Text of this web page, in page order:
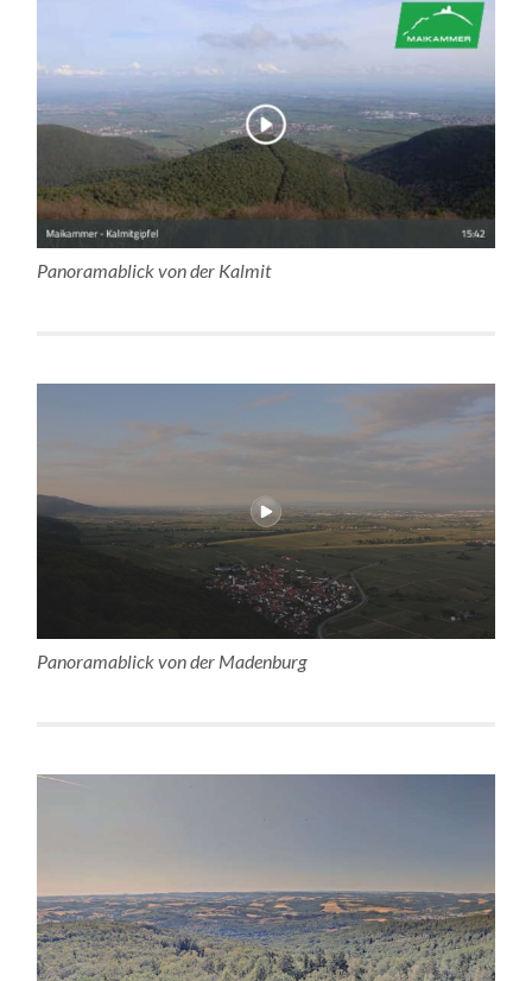
Panoramablick von der Kalmit
Panoramablick von der Madenburg